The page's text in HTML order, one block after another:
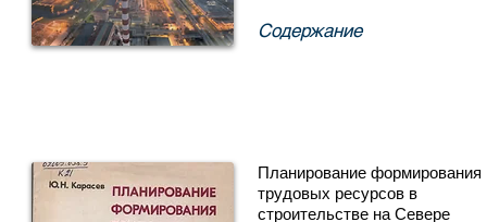
Содержание
Планирование формирования
трудовых ресурсов в
строительстве на Севере